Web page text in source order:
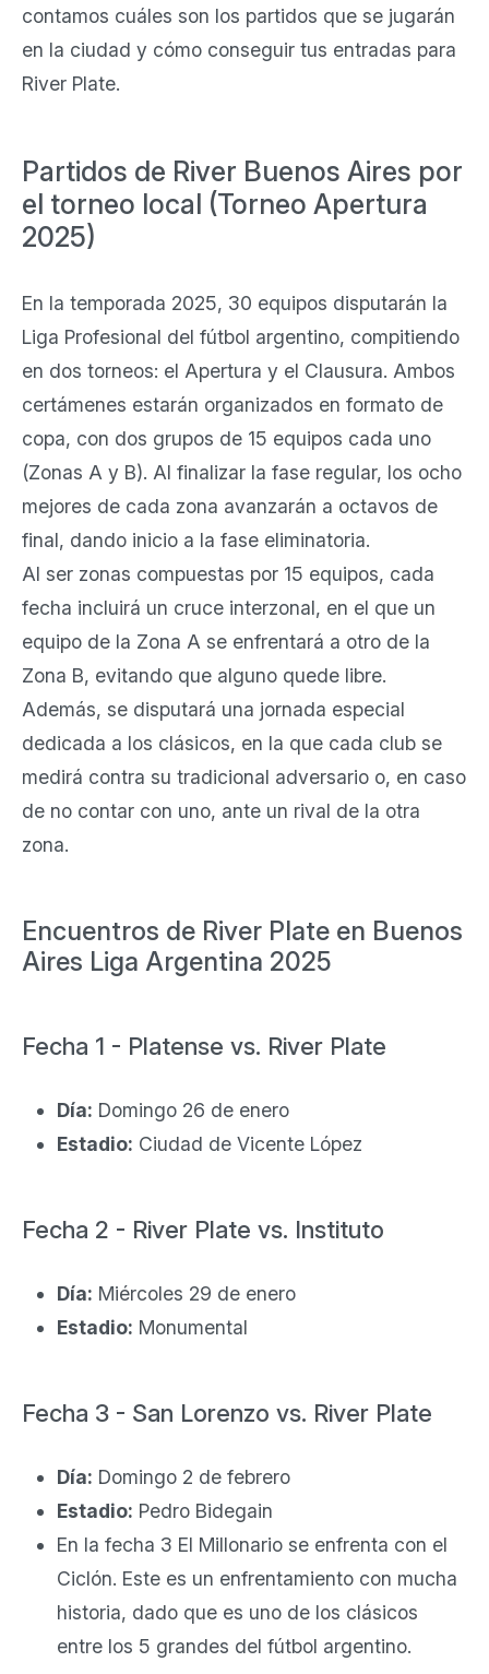
contamos cuáles son los partidos que se jugarán
en la ciudad y cómo conseguir tus entradas para
River Plate.
Partidos de River Buenos Aires por
el torneo local (Torneo Apertura
2025)
En la temporada 2025, 30 equipos disputarán la
Liga Profesional del fútbol argentino, compitiendo
en dos torneos: el Apertura y el Clausura. Ambos
certámenes estarán organizados en formato de
copa, con dos grupos de 15 equipos cada uno
(Zonas A y B). Al finalizar la fase regular, los ocho
mejores de cada zona avanzarán a octavos de
final, dando inicio a la fase eliminatoria.
Al ser zonas compuestas por 15 equipos, cada
fecha incluirá un cruce interzonal, en el que un
equipo de la Zona A se enfrentará a otro de la
Zona B, evitando que alguno quede libre.
Además, se disputará una jornada especial
dedicada a los clásicos, en la que cada club se
medirá contra su tradicional adversario o, en caso
de no contar con uno, ante un rival de la otra
zona.
Encuentros de River Plate en Buenos
Aires Liga Argentina 2025
Fecha 1 - Platense vs. River Plate
Día: Domingo 26 de enero
Estadio: Ciudad de Vicente López
Fecha 2 - River Plate vs. Instituto
Día: Miércoles 29 de enero
Estadio: Monumental
Fecha 3 - San Lorenzo vs. River Plate
Día: Domingo 2 de febrero
Estadio: Pedro Bidegain
En la fecha 3 El Millonario se enfrenta con el
Ciclón. Este es un enfrentamiento con mucha
historia, dado que es uno de los clásicos
entre los 5 grandes del fútbol argentino.